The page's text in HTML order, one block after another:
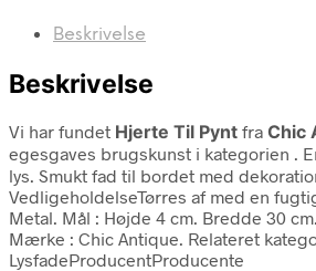
Beskrivelse
Beskrivelse
Vi har fundet Hjerte Til Pynt fra Chic
egesgaves brugskunst i kategorien .
lys. Smukt fad til bordet med
VedligeholdelseTørres af med en
Metal. Mål : Højde 4 cm. Bredde 30
Mærke : Chic Antique. Relateret
LysfadeProducentProducente